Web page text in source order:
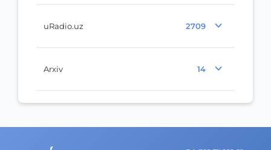
uRadio.uz 2709
Arxiv 14